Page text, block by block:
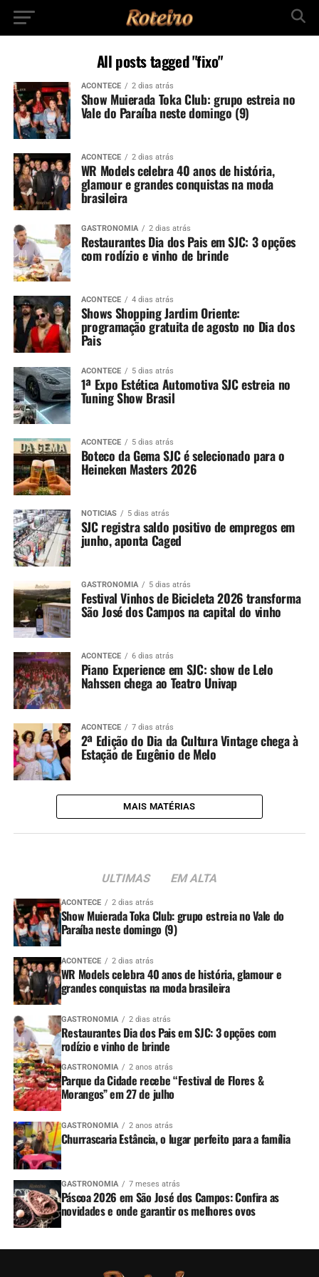
All posts tagged "fixo"
ACONTECE 2 dias atrás
Show Muierada Toka Club: grupo estreia no
Vale do Paraíba neste domingo (9)
ACONTECE 2 dias atrás
WR Models celebra 40 anos de história,
glamour e grandes conquistas na moda
brasileira
GASTRONOMIA 2 dias atrás
Restaurantes Dia dos Pais em SJC: 3 opções
com rodízio e vinho de brinde
ACONTECE 4 dias atrás
Shows Shopping Jardim Oriente:
programação gratuita de agosto no Dia dos
Pais
ACONTECE 5 dias atrás
1ª Expo Estética Automotiva SJC estreia no
Tuning Show Brasil
ACONTECE 5 dias atrás
Boteco da Gema SJC é selecionado para o
Heineken Masters 2026
NOTÍCIAS 5 dias atrás
SJC registra saldo positivo de empregos em
junho, aponta Caged
GASTRONOMIA 5 dias atrás
Festival Vinhos de Bicicleta 2026 transforma
São José dos Campos na capital do vinho
ACONTECE 6 dias atrás
Piano Experience em SJC: show de Lelo
Nahssen chega ao Teatro Univap
ACONTECE 7 dias atrás
2ª Edição do Dia da Cultura Vintage chega à
Estação de Eugênio de Melo
MAIS MATÉRIAS
ULTIMAS EM ALTA
ACONTECE 2 dias atrás
Show Muierada Toka Club: grupo estreia no Vale do
Paraíba neste domingo (9)
ACONTECE 2 dias atrás
WR Models celebra 40 anos de história, glamour e
grandes conquistas na moda brasileira
GASTRONOMIA 2 dias atrás
Restaurantes Dia dos Pais em SJC: 3 opções com
rodízio e vinho de brinde
GASTRONOMIA 2 anos atrás
Parque da Cidade recebe “Festival de Flores &
Morangos” em 27 de julho
GASTRONOMIA 2 anos atrás
Churrascaria Estância, o lugar perfeito para a família
GASTRONOMIA 7 meses atrás
Páscoa 2026 em São José dos Campos: Confira as
novidades e onde garantir os melhores ovos